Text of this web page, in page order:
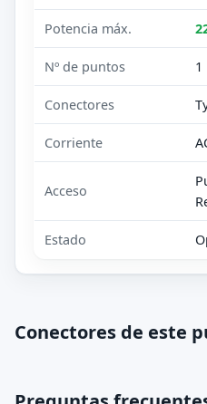
Potencia máx.
Nº de puntos 1
Conectores
Corriente
Acceso
Estado
Conectores de este